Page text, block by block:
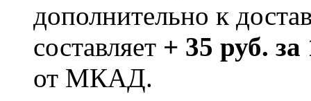
дополнительно к
составляет + 35 руб.
от МКАД.